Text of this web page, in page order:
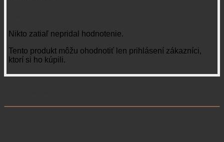
Nikto zatiaľ nepridal hodnotenie.
Tento produkt môžu ohodnotiť len prihlásení zákazníci,
ktorí si ho kúpili.